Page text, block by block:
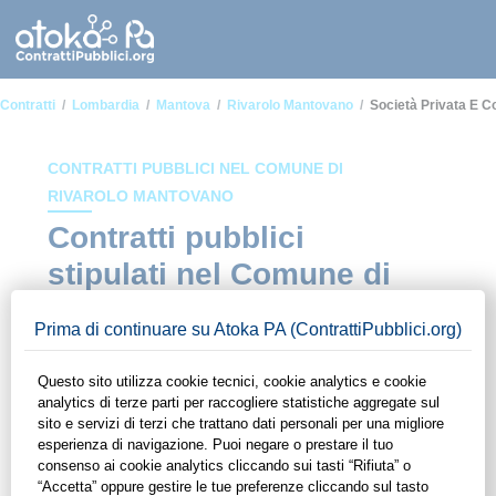
Contratti Lombardia Mantova Rivarolo Mantovano Società Privata E
CONTRATTI PUBBLICI NEL COMUNE DI
RIVAROLO MANTOVANO
Contratti pubblici
stipulati nel Comune di
ambito Società privata e
cooperazione fra
imprese
In questa sezione del sito di ContrattiPubblici.org potrai avere
ad alcuni dei contratti presenti nella piattaforma stipulati